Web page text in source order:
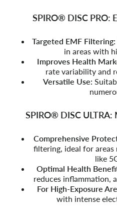
SPIRO® DISC PRO:
Targeted EMF Filtering:
in areas with
Improves Health
rate variability and
Versatile Use:
SPIRO® DISC
Comprehensive
filtering, ideal for
like
Optimal Health
reduces inflammation,
For High-Exposure
with intense